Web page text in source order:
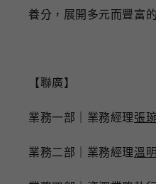
養分，展開多元而豐富
【聯廣】
業務一部｜業務經理張
業務二部｜業務經理溫